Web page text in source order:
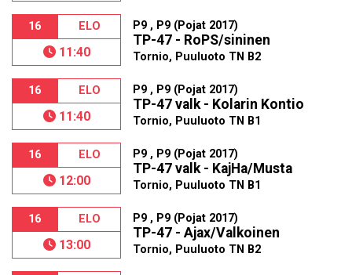
16 ELO
11:40
P9 , P9 (Pojat 2017)
TP-47 - RoPS/sininen
Tornio, Puuluoto TN B2
16 ELO
11:40
P9 , P9 (Pojat 2017)
TP-47 valk - Kolarin Kontio
Tornio, Puuluoto TN B1
16 ELO
12:00
P9 , P9 (Pojat 2017)
TP-47 valk - KajHa/Musta
Tornio, Puuluoto TN B1
16 ELO
13:00
P9 , P9 (Pojat 2017)
TP-47 - Ajax/Valkoinen
Tornio, Puuluoto TN B2